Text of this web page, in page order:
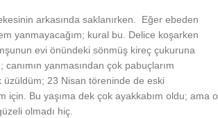
arkasında saklanırken. Eğer ebeden
yanmayacağım; kural bu. Delice koşarken
evi önündeki sönmüş kireç çukuruna
yanmasından çok pabuçlarım
üzüldüm; 23 Nisan töreninde de eski
için. Bu yaşıma dek çok ayakkabım oldu; ama o
olmadı hiç.